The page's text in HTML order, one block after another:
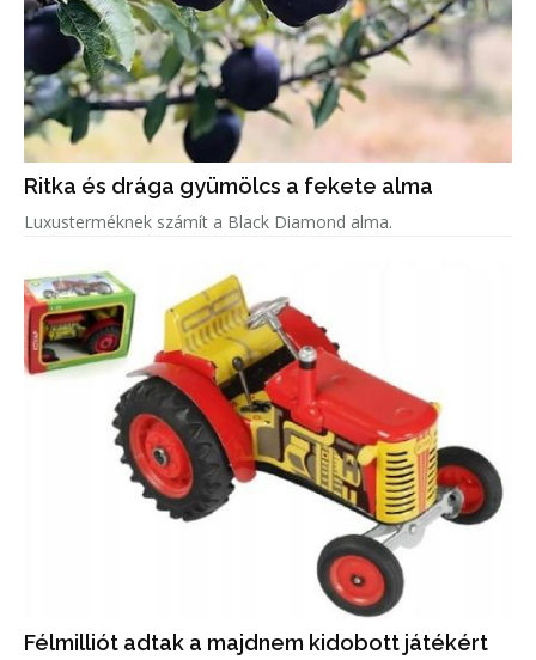
Ritka és drága gyümölcs a fekete alma
Luxusterméknek számít a Black Diamond alma.
Félmilliót adtak a majdnem kidobott játékért